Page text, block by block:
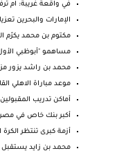
في واقعة غريبة: ام
الإمارات والبحرين
مكتوم بن محمد يكرّم
مساهمو "أبوظبي الأول"
محمد بن راشد يزور
موعد مباراة الاهلي
أماكن تدريب المقبولين بمسابقة 30 ألف
أكبر بنك خاص في مصر يطرح
أزمة كبرى تنتظر الكرة الأوروبية
محمد بن زايد يستقبل